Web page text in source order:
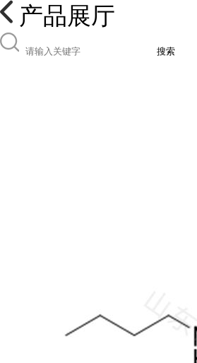
产品展厅
搜索